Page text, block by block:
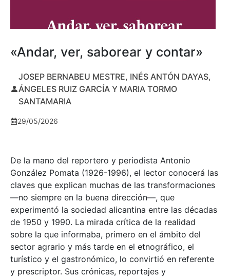
«Andar, ver, saborear y contar»
JOSEP BERNABEU MESTRE, INÉS ANTÓN DAYAS,
ÁNGELES RUIZ GARCÍA Y MARIA TORMO
SANTAMARIA
29/05/2026
De la mano del reportero y periodista Antonio
González Pomata (1926-1996), el lector conocerá las
claves que explican muchas de las transformaciones
—no siempre en la buena dirección—, que
experimentó la sociedad alicantina entre las décadas
de 1950 y 1990. La mirada crítica de la realidad
sobre la que informaba, primero en el ámbito del
sector agrario y más tarde en el etnográfico, el
turístico y el gastronómico, lo convirtió en referente
y prescriptor. Sus crónicas, reportajes y